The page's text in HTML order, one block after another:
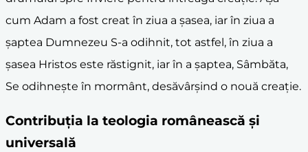
cum Adam a fost creat în ziua a șasea, iar în ziua a
șaptea Dumnezeu S-a odihnit, tot astfel, în ziua a
șasea Hristos este răstignit, iar în a șaptea, Sâmbăta,
Se odihnește în mormânt, desăvârșind o nouă creație.
Contribuția la teologia românească și
universală